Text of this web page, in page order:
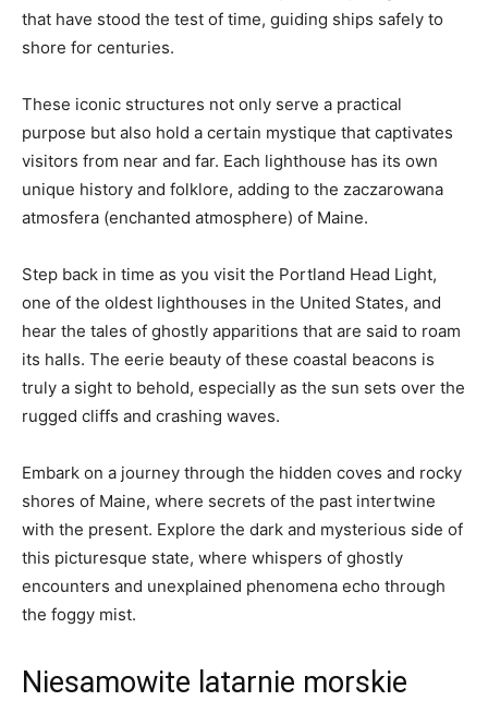
‍that ⁣have stood the test of time, ‍guiding ships⁣ safely to
shore ‌for centuries.
These iconic structures not⁤ only serve‍ a practical ​
purpose but ⁢also ⁤hold a certain ⁤mystique that captivates
visitors​ from near ⁤and ‍far. Each lighthouse has ‍its‌ own
unique history‌ and folklore, adding to‌ the ‍zaczarowana
⁤atmosfera (enchanted atmosphere) of Maine.
Step back​ in time ⁢as ⁤you visit ​the Portland Head Light,
one‌ of the oldest lighthouses in the‍ United​ States, ⁤and
hear the tales ​of ghostly ‍apparitions ‍that are‍ said to roam
its ⁣halls. The eerie beauty of these coastal beacons​ is
truly⁤ a sight to ⁣behold, especially as ⁤the sun ‌sets over the
⁣rugged cliffs and crashing waves.
Embark on a journey through ⁣the ‍hidden coves and rocky
shores of Maine, where secrets of the past intertwine
with⁢ the present. Explore the dark and mysterious side of⁢
this picturesque state, where whispers of⁣ ghostly​
encounters and unexplained ⁣phenomena echo ‌through
the foggy ⁣mist.
Niesamowite latarnie‌ morskie